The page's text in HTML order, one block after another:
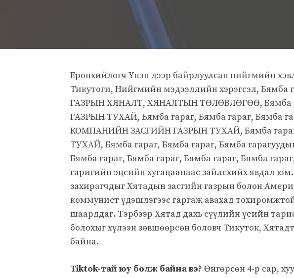
Ерөнхийлөгч Үнэн дээр байрлуулсан нийгмийн
Тикутоги, Нийгмийн мэдээллийн хэрэгсэл,
ГАЗРЫН ХЯНАЛТ, ХЯНАЛТЫН ТӨЛӨВЛӨГӨӨ,
ГАЗРЫН ТУХАЙ, Бямба гараг, Бямба гараг, Бямба
КОМПАНИЙН ЗАСГИЙН ГАЗРЫН ТУХАЙ, Бямба
ТУХАЙ, Бямба гараг, Бямба гараг, Бямба
Бямба гараг, Бямба гараг, Бямба гараг, Бямба
гаригийн эцсийн хугацаанаас зайлсхийх явдал
захирагчдыг Хятадын засгийн газрын болон
коммунист үдэшлэгээс гаргаж авахад
шаарддаг. Тэрбээр Хятад дахь сүүлийн үеийн
болохыг хүлээн зөвшөөрсөн боловч Тикуток,
байна.
Tiktok-тай юу болж байна вэ? Өнгөрсөн 4-р сар,